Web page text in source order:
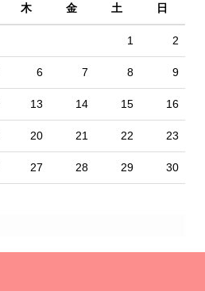
木 金 土 日
1 2
6 7 8 9
13 14 15 16
20 21 22 23
27 28 29 30